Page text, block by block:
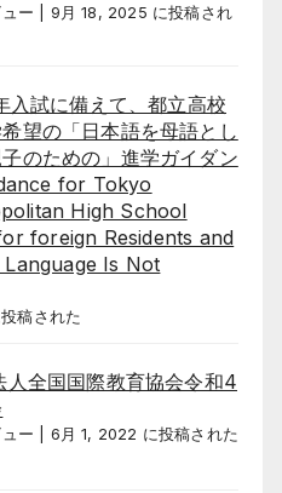
ー
9月 18, 2025 に投稿され
入試に備えて、都立高校
望の「日本語を母語とし
のための」進学ガイダン
for Tokyo
High School
foreign Residents and
Is Not
稿された
人全国国際教育協会令和4
ー 6月 1, 2022 に投稿された